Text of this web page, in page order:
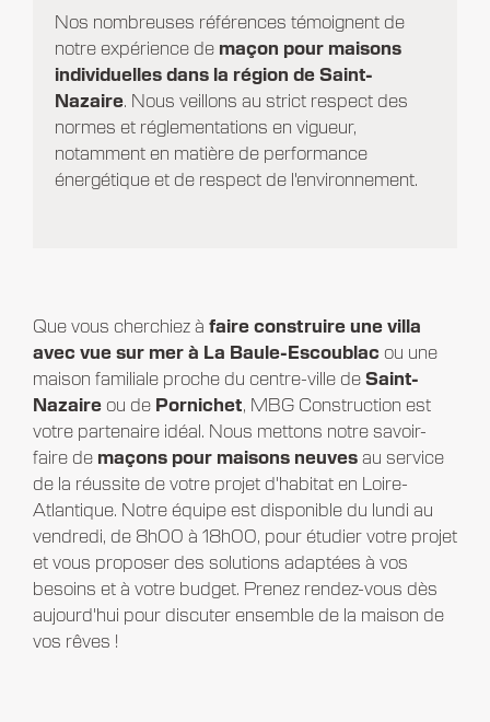
Nos nombreuses références témoignent de
notre expérience de maçon pour maisons
individuelles dans la région de Saint-
Nazaire. Nous veillons au strict respect des
normes et réglementations en vigueur,
notamment en matière de performance
énergétique et de respect de l'environnement.
Que vous cherchiez à faire construire une villa
avec vue sur mer à La Baule-Escoublac ou une
maison familiale proche du centre-ville de Saint-
Nazaireou de Pornichet, MBG Construction est
votre partenaire idéal. Nous mettons notre savoir-
faire de maçons pour maisons neuvesau service
de la réussite de votre projet d'habitat en Loire-
Atlantique. Notre équipe est disponible du lundi au
vendredi, de 8h00 à 18h00, pour étudier votre projet
et vous proposer des solutions adaptées à vos
besoins et à votre budget. Prenez rendez-vous dès
aujourd'hui pour discuter ensemble de la maison de
vos rêves !